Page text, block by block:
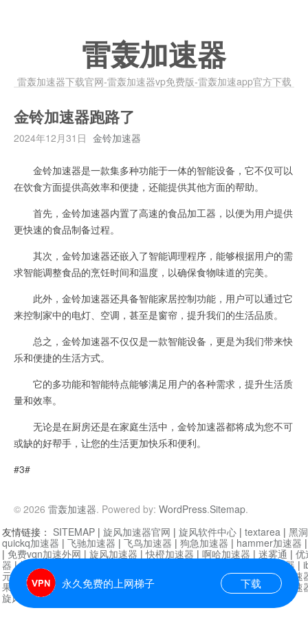
雷轰加速器
雷轰加速器下载官网-雷轰加速器vp免费版-雷轰加速app官方下载
金铃加速器跑路了
2024年12月31日 金铃加速器
金铃加速器是一款集多种功能于一体的智能设备，它不仅可以
在饮食方面提供高效率和便捷，还能提供其他方面的帮助。
首先，金铃加速器内置了高速的食品加工器，以便为用户提供
更快速的食品制备过程。
其次，金铃加速器还嵌入了智能调理程序，能够根据用户的需
求智能调整食品的烹饪时间和温度，以确保食物味道的完美。
此外，金铃加速器还具备智能家居控制功能，用户可以通过它
来控制家中的电灯、空调，甚至是窗帘，提升我们的生活品质。
总之，金铃加速器不仅仅是一款智能设备，更是为我们带来快
乐和便捷的生活方式。
它的多功能和智能特点能够满足用户的各种需求，提升生活质
量和效率。
无论是在厨房还是在家庭生活中，金铃加速器都将成为您不可
或缺的好帮手，让您的生活更加快乐和便利。
#3#
© 2026 雷轰加速器. Powered by: WordPress.Sitemap.
永久免费的上网梯子 下载
友情链接： SITEMAP | 旋风加速器官网 | 旋风软件中心 | textarea | 黑
quickq加速器 | 飞驰加速器 | 飞鸟加速器 | 狗急加速器 | hammer加速器
| 免费vqn加速外网 | 旋风加速器 |快橙加速器 | 啊哈加速器 | 迷雾通 | 优
器 |快柠檬加速器 anycast加速器 |
元机场加速器
| 一元机场 | 老王加速器 |白石山|小牛加速
果加速器|黑洞加速|银河加速器|猎豹加速器 海鸥加速器|
芒果加速
旋风加速器度器